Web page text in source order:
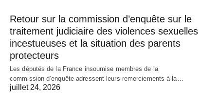
Retour sur la commission d’enquête sur le
traitement judiciaire des violences sexuelles
incestueuses et la situation des parents
protecteurs
Les députés de la France insoumise membres de la
commission d’enquête adressent leurs remerciements à la…
juillet 24, 2026